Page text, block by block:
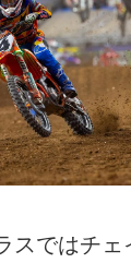
スではチ